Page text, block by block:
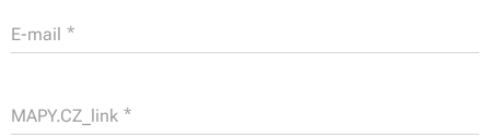
E-mail
MAPY.CZ_link